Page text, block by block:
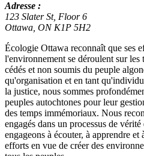
Adresse :
123 Slater St, Floor 6
Ottawa, ON K1P 5H2
Écologie Ottawa reconnaît que ses
l'environnement se déroulent sur
cédés et non soumis du peuple
qu'organisation et en tant
la justice, nous sommes
peuples autochtones pour leur
des temps immémoriaux. Nous
engagés dans un processus de
engageons à écouter, à apprendre
efforts en vue de créer des